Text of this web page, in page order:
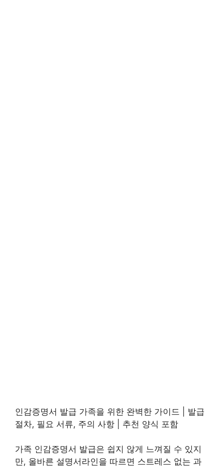
인감증명서 발급 가족을 위한 완벽한 가이드 | 발급
절차, 필요 서류, 주의 사항 | 추천 양식 포함
가족 인감증명서 발급은 쉽지 않게 느껴질 수 있지
만, 올바른 설명서라인을 따르면 스트레스 없는 과